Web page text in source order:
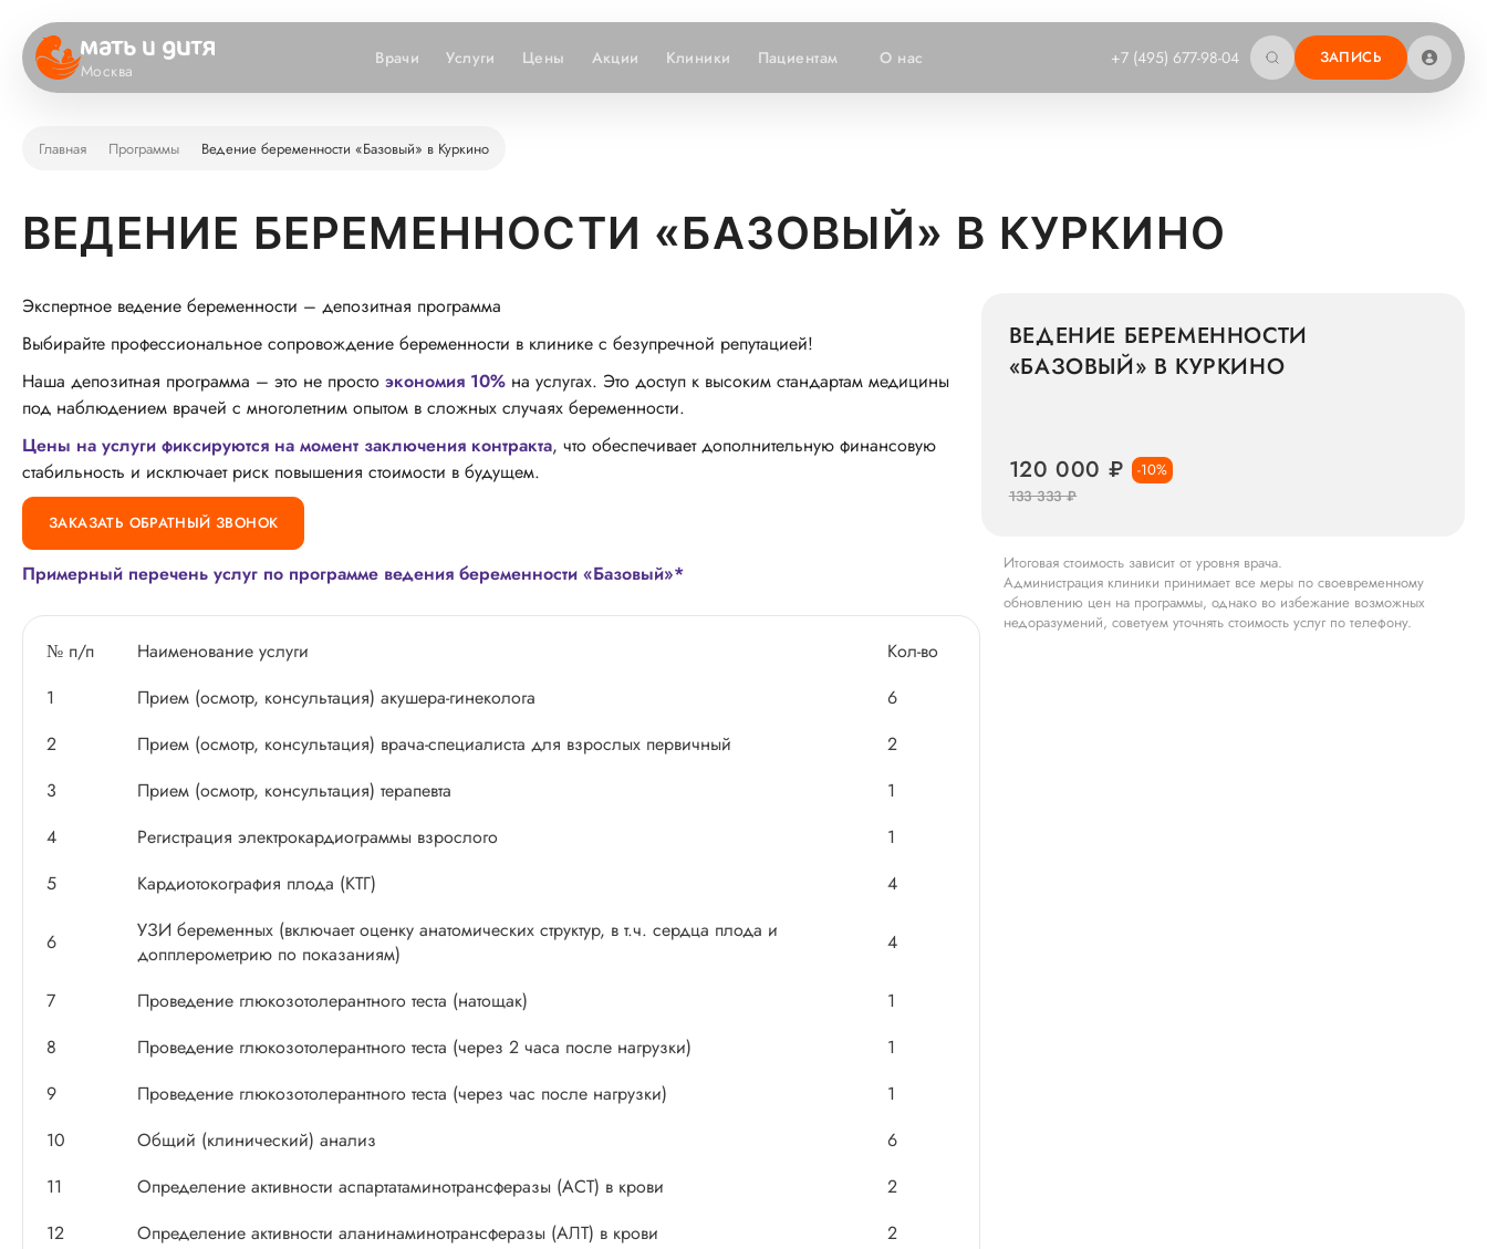
Москва
Врачи Услуги Цены Акции Клиники Пациентам О нас +7 (495) 677-98-04 ЗАПИСЬ
Главная Программы Ведение беременности «Базовый» в Куркино
ВЕДЕНИЕ БЕРЕМЕННОСТИ «БАЗОВЫЙ» В КУРКИНО
Экспертное ведение беременности – депозитная программа
Выбирайте профессиональное сопровождение беременности в клинике с безупречной репутацией!
Наша депозитная программа – это не просто экономия 10% на услугах. Это доступ к высоким стандартам медицины
под наблюдением врачей с многолетним опытом в сложных случаях беременности.
Цены на услуги фиксируются на момент заключения контракта, что обеспечивает дополнительную финансовую
стабильность и исключает риск повышения стоимости в будущем.
ЗАКАЗАТЬ ОБРАТНЫЙ ЗВОНОК
Примерный перечень услуг по программе ведения беременности «Базовый»*
№ п/п Наименование услуги
Кол-во
1
Прием (осмотр, консультация) акушера-гинеколога
6
2
Прием (осмотр, консультация) врача-специалиста для взрослых первичный
2
3
Прием (осмотр, консультация) терапевта
1
4
Регистрация электрокардиограммы взрослого
1
5
Кардиотокография плода (КТГ) 4
6
УЗИ беременных (включает оценку анатомических структур, в т.ч. сердца плода и
допплерометрию по показаниям)
4
7 Проведение глюкозотолерантного теста (натощак)
1
8
Проведение глюкозотолерантного теста (через 2 часа после нагрузки)
1
9
Проведение глюкозотолерантного теста (через час после нагрузки)
1
10
Общий (клинический) анализ
6
11
Определение активности аспартатаминотрансферазы (АСТ) в крови
2
12
Определение активности аланинаминотрансферазы (АЛТ) в крови 2
ВЕДЕНИЕ БЕРЕМЕННОСТИ
«БАЗОВЫЙ» В КУРКИНО
120 000 ₽
-10%
133 333 ₽
Итоговая стоимость зависит от уровня врача.
Администрация клиники принимает все меры по своевременному
обновлению цен на программы, однако во избежание возможных
недоразумений, советуем уточнять стоимость услуг по телефону.